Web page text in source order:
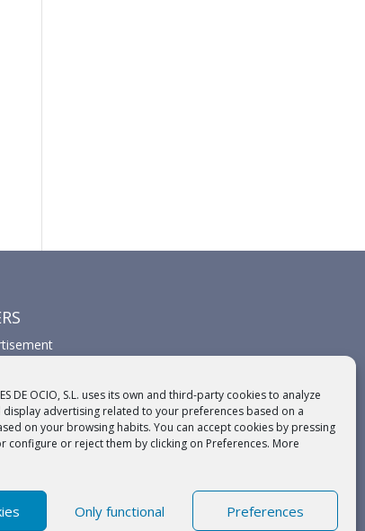
DE OCIO, S.L. uses its own and third-party cookies to analyze
display advertising related to your preferences based on a
on your browsing habits. You can accept cookies by pressing
configure or reject them by clicking on Preferences. More
Only functional Preferences